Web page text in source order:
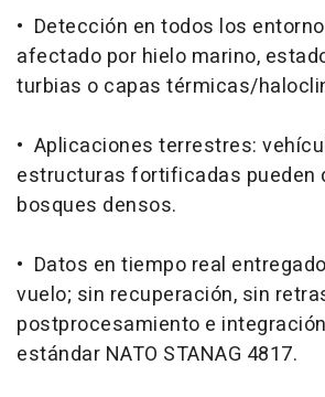
• Detección en todos los
afectado por hielo marino,
turbias o capas térmicas/
• Aplicaciones terrestres:
estructuras fortificadas pueden
bosques densos.
• Datos en tiempo real
vuelo; sin recuperación, sin
postprocesamiento e
estándar NATO STANAG 4817.